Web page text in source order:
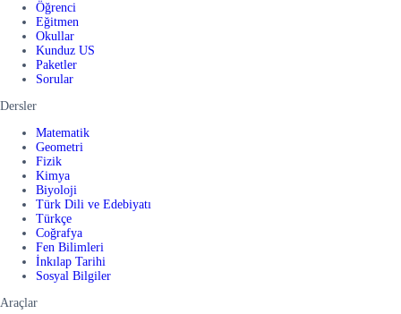
Öğrenci
Eğitmen
Okullar
Kunduz US
Paketler
Sorular
Dersler
Matematik
Geometri
Fizik
Kimya
Biyoloji
Türk Dili ve Edebiyatı
Türkçe
Coğrafya
Fen Bilimleri
İnkılap Tarihi
Sosyal Bilgiler
Araçlar